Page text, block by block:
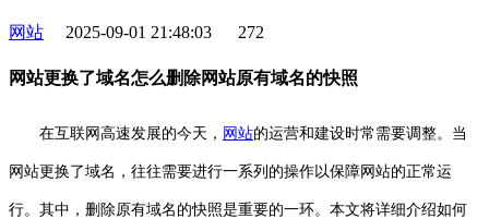
网站 2025-09-01 21:48:03 272
网站更换了域名怎么删除网站原有域名的快照
在互联网高速发展的今天， 网站的运营和建设时常需要调整。当
网站更换了域名，往往需要进行一系列的操作以保障网站的正常运
行。其中，删除原有域名的快照是重要的一环。本文将详细介绍如何